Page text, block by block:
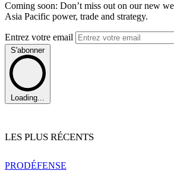
Coming soon: Don’t miss out on our new
Asia Pacific power, trade and strategy.
Entrez votre email
S'abonner
Loading...
LES PLUS RÉCENTS
PRODÉFENSE